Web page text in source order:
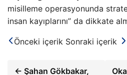
misilleme operasyonunda
insan kayıplarını” da dikkate
Önceki içerik Sonraki içerik
← Şahan Gökbakar,